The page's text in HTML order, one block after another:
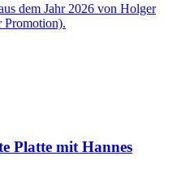
Platte mit Hannes